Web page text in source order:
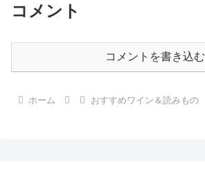
コメント
コメントを書き込む
ホーム おすすめワイン＆読みもの